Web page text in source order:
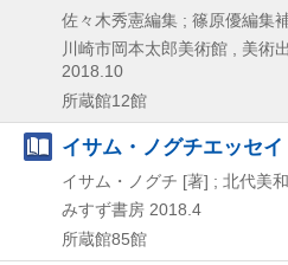
佐々木秀憲編集 ; 篠原優編集
川崎市岡本太郎美術館 , 美術
2018.10
所蔵館12館
イサム・ノグチエッセイ
イサム・ノグチ [著] ; 北代美
みすず書房 2018.4
所蔵館85館